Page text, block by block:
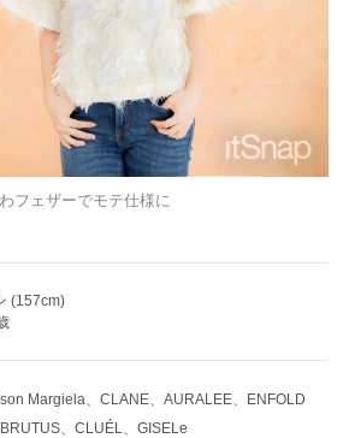
フェザーでモテ仕様に
(157cm)
Margiela、CLANE、AURALEE、ENFOLD
、CLUÉL、GISELe